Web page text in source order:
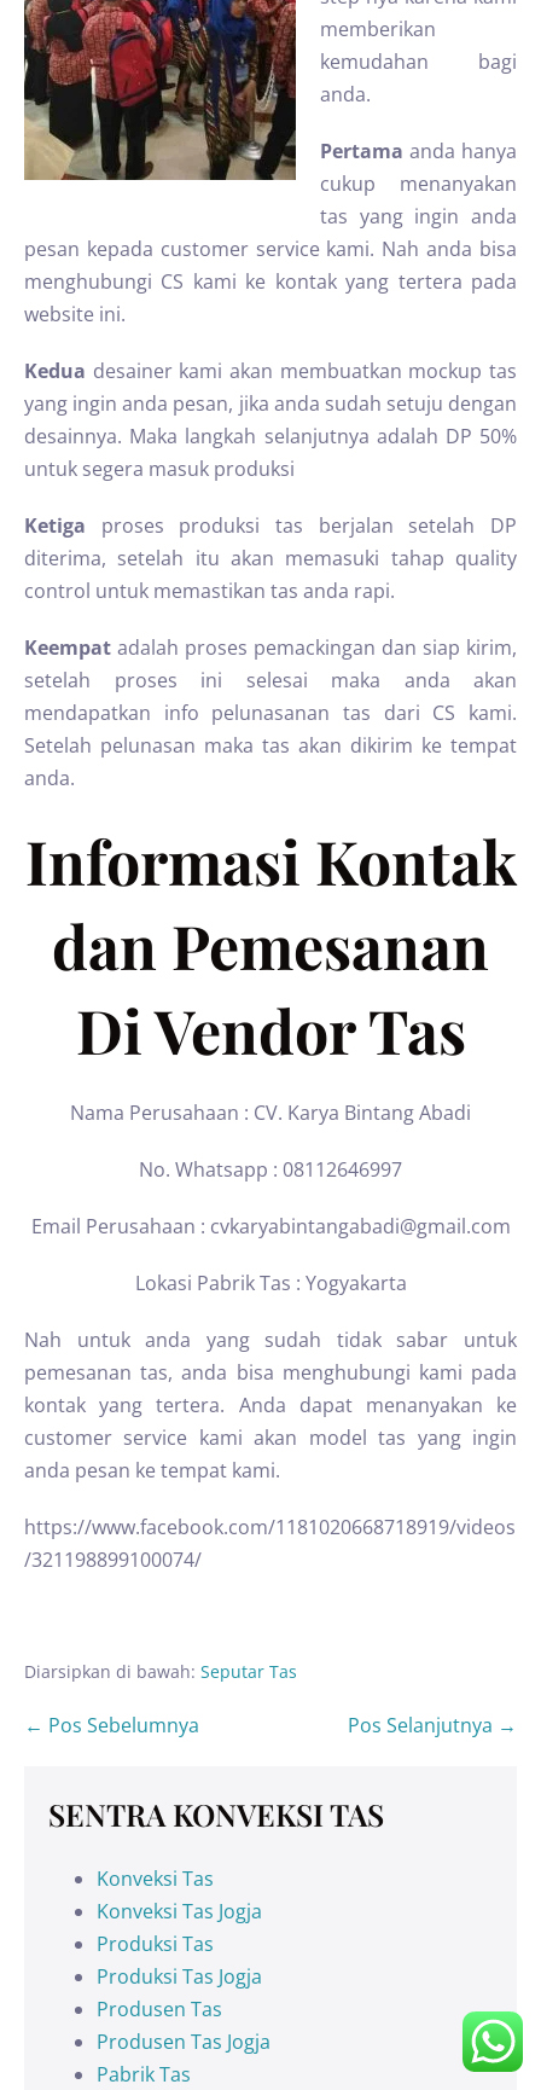
memberikan
kemudahan bagi
anda.
Pertama anda hanya
cukup menanyakan
tas yang ingin anda
pesan kepada customer service kami. Nah anda bisa
menghubungi CS kami ke kontak yang tertera pada
website ini.
Kedua desainer kami akan membuatkan mockup tas
yang ingin anda pesan, jika anda sudah setuju dengan
desainnya. Maka langkah selanjutnya adalah DP 50%
untuk segera masuk produksi
Ketiga proses produksi tas berjalan setelah DP
diterima, setelah itu akan memasuki tahap quality
control untuk memastikan tas anda rapi.
Keempat adalah proses pemackingan dan siap kirim,
setelah proses ini selesai maka anda akan
mendapatkan info pelunasanan tas dari CS kami.
Setelah pelunasan maka tas akan dikirim ke tempat
anda.
Informasi Kontak
dan Pemesanan
Di Vendor Tas
Nama Perusahaan : CV. Karya Bintang Abadi
No. Whatsapp : 08112646997
Email Perusahaan : cvkaryabintangabadi@gmail.com
Lokasi Pabrik Tas : Yogyakarta
Nah untuk anda yang sudah tidak sabar untuk
pemesanan tas, anda bisa menghubungi kami pada
kontak yang tertera. Anda dapat menanyakan ke
customer service kami akan model tas yang ingin
anda pesan ke tempat kami.
https://www.facebook.com/1181020668718919/videos
/321198899100074/
Diarsipkan di bawah: Seputar Tas
← Pos Sebelumnya Pos Selanjutnya →
SENTRA KONVEKSI TAS
Konveksi Tas
Konveksi Tas Jogja
Produksi Tas
Produksi Tas Jogja
Produsen Tas
Produsen Tas Jogja
Pabrik Tas